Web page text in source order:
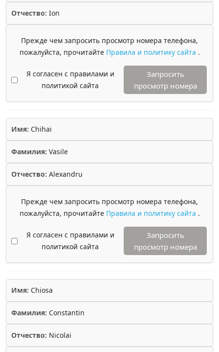
Отчество: Ion
Прежде чем запросить просмотр номера телефона,
пожалуйста, прочитайте Правила и политику сайта .
Я согласен с правилами и
политикой сайта
Запросить
просмотр номера
Имя: Chihai
Фамилия: Vasile
Отчество: Alexandru
Прежде чем запросить просмотр номера телефона,
пожалуйста, прочитайте Правила и политику сайта .
Я согласен с правилами и
политикой сайта
Запросить
просмотр номера
Имя: Chiosa
Фамилия: Constantin
Отчество: Nicolai